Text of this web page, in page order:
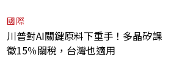
國際
川普對AI關鍵原料下重手！多晶矽課
徵15％關稅，台灣也適用